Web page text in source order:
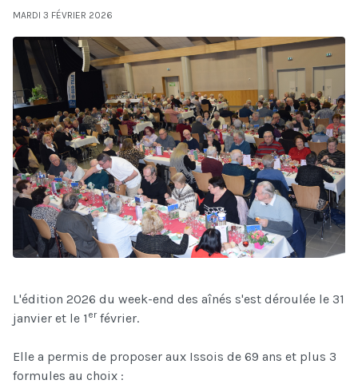
MARDI 3 FÉVRIER 2026
L'édition 2026 du week-end des aînés s'est déroulée le 31
janvier et le 1 erfévrier.
Elle a permis de proposer aux Issois de 69 ans et plus 3
formules au choix :